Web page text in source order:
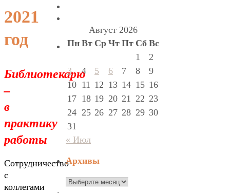
2021
год
Библиотекарю
–
в
практику
работы
Сотрудничество
с
коллегами
Август 2026
Пн Вт Ср Чт Пт Сб Вс
1
2
3
4 5 6 7 8
9
10 11 12 13 14 15 16
17 18 19 20 21 22 23
24 25 26 27 28 29 30
31
« Июл
Архивы
Архивы